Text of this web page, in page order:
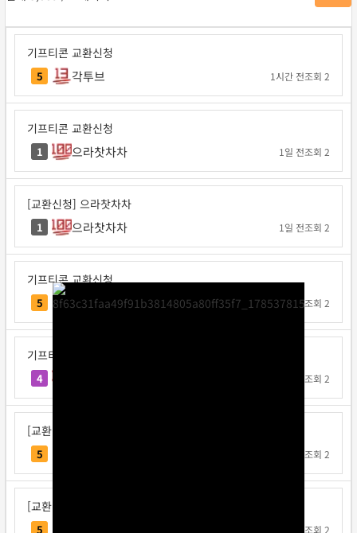
판
검
기프티콘 교환신청
5 각투브 1시간 전조회 2
기프티콘 교환신청
1 으라찻차차 1일 전조회 2
[교환신청] 으라찻차차
1 으라찻차차 1일 전조회 2
기프티콘 교환신청
5 요코지나 1일 전조회 2
기프티콘 교환신청
4 조회 2
[교환신청] 다또속
5 조회 2
[교환신청] 일구쏙이구팅
5 조회 2